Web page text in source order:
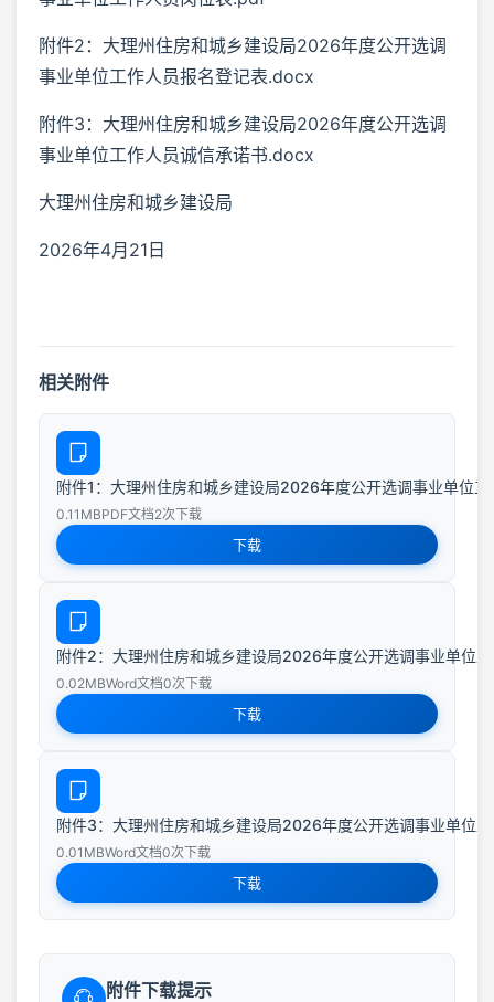
附件2：大理州住房和城乡建设局2026年度公开选调
事业单位工作人员报名登记表.docx
附件3：大理州住房和城乡建设局2026年度公开选调
事业单位工作人员诚信承诺书.docx
大理州住房和城乡建设局
2026年4月21日
相关附件
附件1：大理州住房和城乡建设局2026年度公开选调事业单位
0.11MBPDF文档2次下载
下载
附件2：大理州住房和城乡建设局2026年度公开选调事业单位
0.02MBWord文档0次下载
下载
附件3：大理州住房和城乡建设局2026年度公开选调事业单位
0.01MBWord文档0次下载
下载
附件下载提示